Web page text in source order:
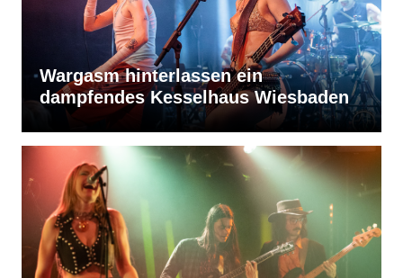
Wargasm hinterlassen ein
dampfendes Kesselhaus Wiesbaden